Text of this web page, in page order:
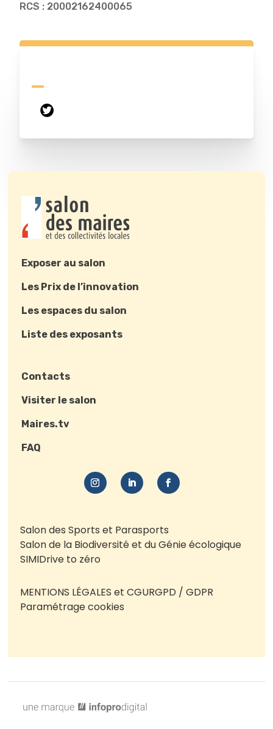
RCS : 20002162400065
Exposer au salon
Les Prix de l’innovation
Les espaces du salon
Liste des exposants
Contacts
Visiter le salon
Maires.tv
FAQ
Salon des Sports et Parasports
Salon de la Biodiversité et du Génie écologique
SIMIDrive to zéro
MENTIONS LÉGALES et CGURGPD / GDPR
Paramétrage cookies